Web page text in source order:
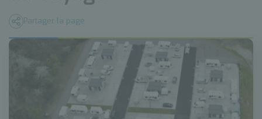
Partager la page